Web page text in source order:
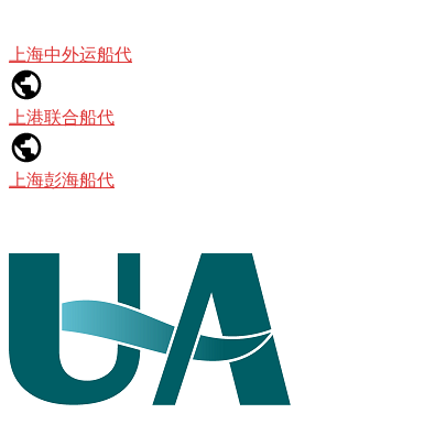
上海中外运船代
上港联合船代
上海彭海船代